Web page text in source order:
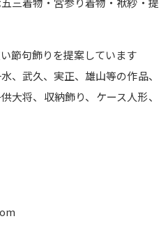
節句飾りを提案しています
、武久、実正、雄山等の作品、
大将、収納飾り、ケース人形、